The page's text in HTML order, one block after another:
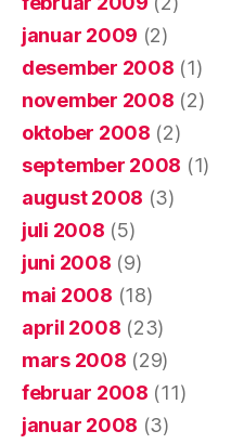
januar 2009 (2)
desember 2008 (1)
november 2008 (2)
oktober 2008 (2)
september 2008 (1)
august 2008 (3)
juli 2008 (5)
juni 2008 (9)
mai 2008 (18)
april 2008 (23)
mars 2008 (29)
februar 2008 (11)
januar 2008 (3)